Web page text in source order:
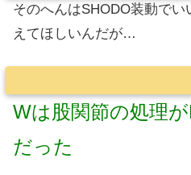
そのへんはSHODO装動で
えてほしいんだが…
Wは股関節の処理
だった